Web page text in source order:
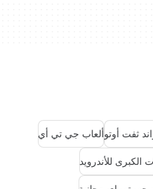
ثفت أوتوألعاب جي تي أي
الكبرى للأندرويد